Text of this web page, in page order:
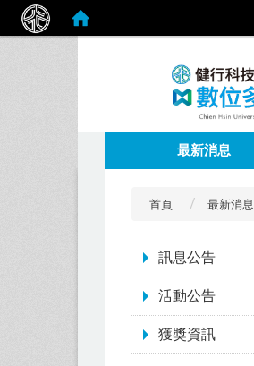
最新消息
首頁 最新消息
訊息公告
活動公告
獲獎資訊